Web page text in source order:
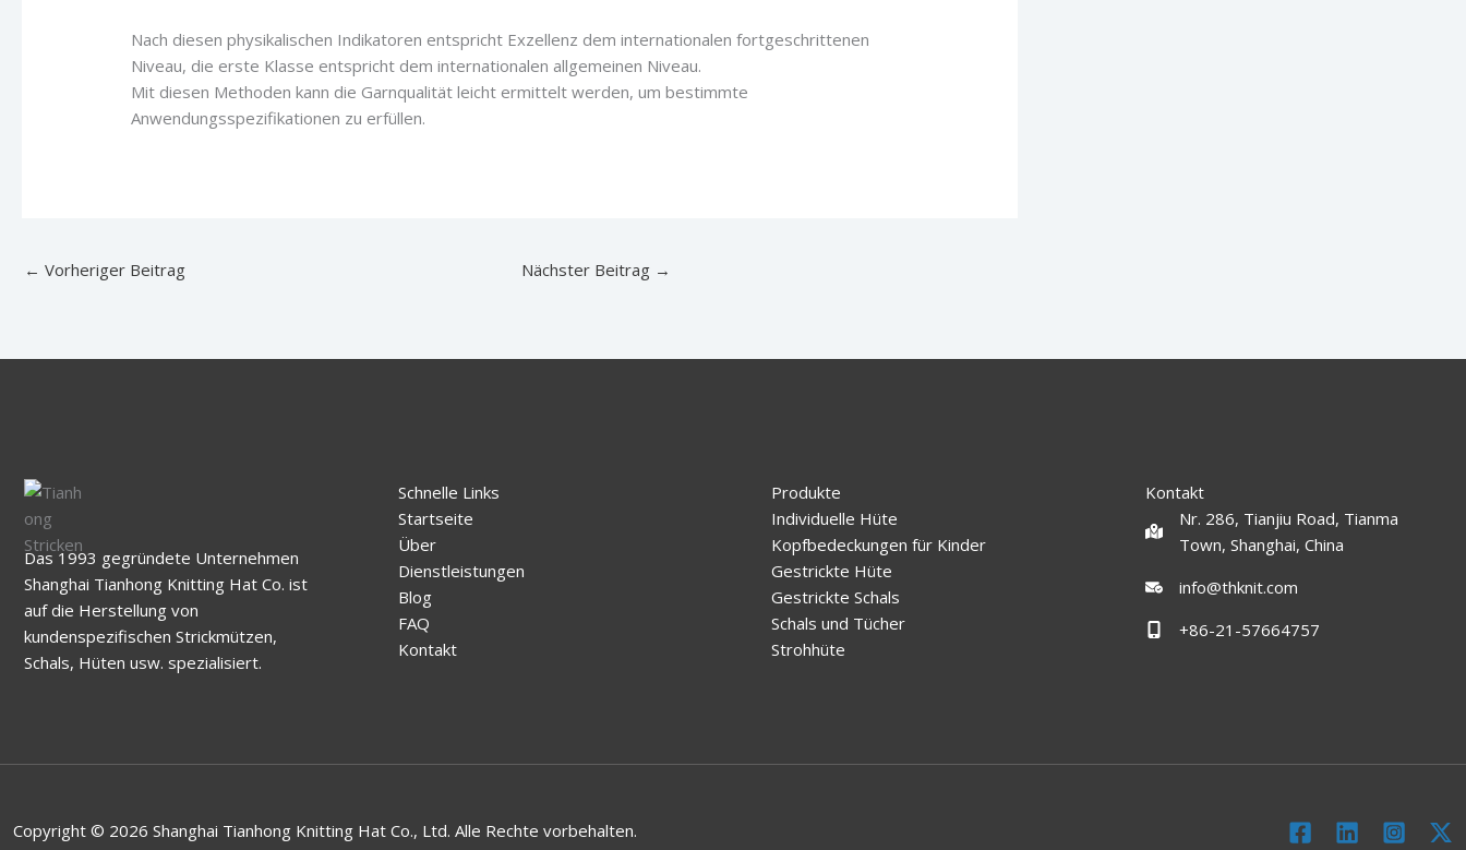
Nach diesen physikalischen Indikatoren entspricht Exzellenz dem internationalen fortgeschrittenen
Niveau, die erste Klasse entspricht dem internationalen allgemeinen Niveau.
Mit diesen Methoden kann die Garnqualität leicht ermittelt werden, um bestimmte
Anwendungsspezifikationen zu erfüllen.
← Vorheriger Beitrag Nächster Beitrag →
Das 1993 gegründete Unternehmen
Shanghai Tianhong Knitting Hat Co. ist
auf die Herstellung von
kundenspezifischen Strickmützen,
Schals, Hüten usw. spezialisiert.
Schnelle Links
Startseite
Über
Dienstleistungen
Blog
FAQ
Kontakt
Produkte
Individuelle Hüte
Kopfbedeckungen für Kinder
Gestrickte Hüte
Gestrickte Schals
Schals und Tücher
Strohhüte
Kontakt
Nr. 286, Tianjiu Road, Tianma
Town, Shanghai, China
info@thknit.com
+86-21-57664757
Copyright © 2026 Shanghai Tianhong Knitting Hat Co., Ltd. Alle Rechte vorbehalten.